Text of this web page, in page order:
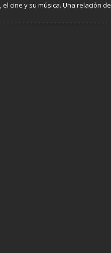
el cine y su música. Una relación de